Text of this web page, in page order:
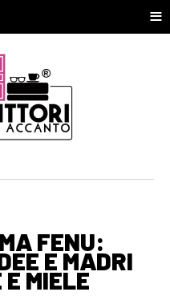
≡
FENU:
E MADRI
MIELE